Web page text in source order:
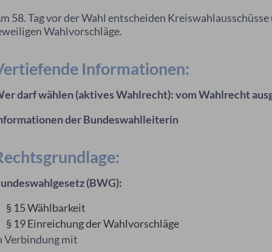
58. Tag vor der Wahl entscheiden
Wahlvorschläge.
Informationen:
darf wählen (aktives Wahlrecht): vom Wahlrecht
der Bundeswahlleiterin
(BWG):
§ 15 Wählbarkeit
§ 19 Einreichung der Wahlvorschläge
Verbindung mit